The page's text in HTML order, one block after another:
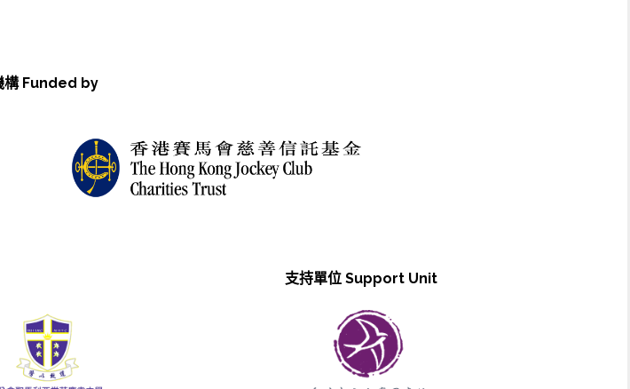
構 Funded by
支持單位 Support Unit